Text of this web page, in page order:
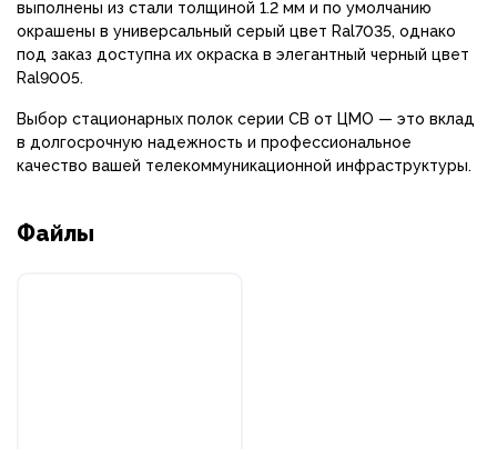
выполнены из стали толщиной 1.2 мм и по умолчанию
окрашены в универсальный серый цвет Ral7035, однако
под заказ доступна их окраска в элегантный черный цвет
Ral9005.
Выбор стационарных полок серии СВ от ЦМО — это вклад
в долгосрочную надежность и профессиональное
качество вашей телекоммуникационной инфраструктуры.
Файлы